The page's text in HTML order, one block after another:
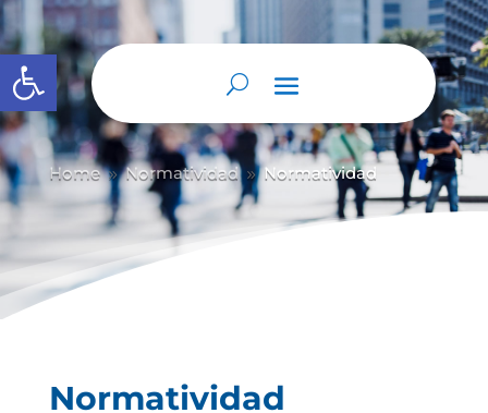
Abrir barra de herramientas
Home 9 Normatividad 9 Normatividad
Normatividad